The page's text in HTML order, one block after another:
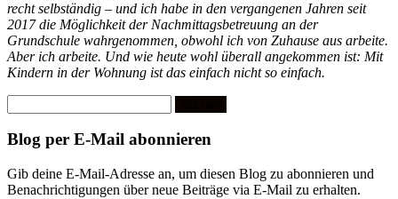
recht selbständig – und ich habe in den vergangenen Jahren seit
2017 die Möglichkeit der Nachmittagsbetreuung an der
Grundschule wahrgenommen, obwohl ich von Zuhause aus arbeite.
Aber ich arbeite. Und wie heute wohl überall angekommen ist: Mit
Kindern in der Wohnung ist das einfach nicht so einfach.
nach:
Blog per E-Mail abonnieren
Gib deine E-Mail-Adresse an, um diesen Blog zu abonnieren und
Benachrichtigungen über neue Beiträge via E-Mail zu erhalten.